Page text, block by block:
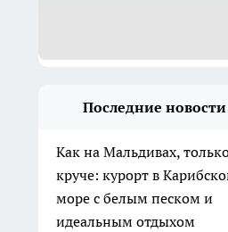
Последние новости
Как на Мальдивах,
круче: курорт в
море с белым песком и
идеальным отдыхом